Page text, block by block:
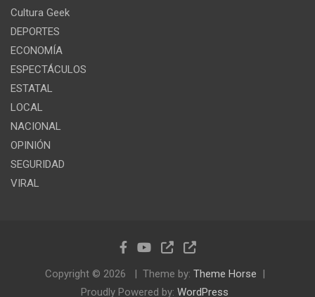
Cultura Geek
DEPORTES
ECONOMÍA
ESPECTÁCULOS
ESTATAL
LOCAL
NACIONAL
OPINIÓN
SEGURIDAD
VIRAL
Copyright © 2026 Theme by: Theme Horse
Proudly Powered by: WordPress